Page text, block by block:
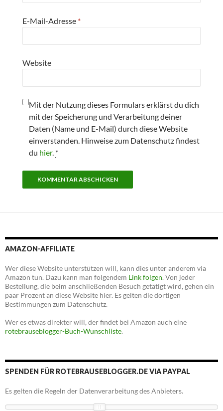
E-Mail-Adresse *
Website
Mit der Nutzung dieses Formulars erklärst du dich
mit der Speicherung und Verarbeitung deiner
Daten (Name und E-Mail) durch diese Website
einverstanden. Hinweise zum Datenschutz findest
du hier. *
AMAZON-AFFILIATE
Wer diese Website unterstützen will, kann dies unter anderem via
Amazon tun. Dazu kann man folgendem Link folgen. Von jeder
Bestellung, die beim anschließenden Besuch getätigt wird, gehen ein
paar Prozent an diese Website hier. Es gelten die dortigen
Bestimmungen zum Datenschutz.
Wer es etwas direkter will, der findet bei Amazon auch eine
rotebrauseblogger-Buch-Wunschliste.
SPENDEN FÜR ROTEBRAUSEBLOGGER.DE VIA PAYPAL
Es gelten die Regeln der Datenverarbeitung des Anbieters.